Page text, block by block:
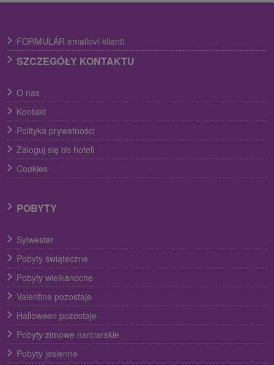
FORMULÁR emailoví klienti
SZCZEGÓŁY KONTAKTU
O nas
Kontakt
Polityka prywatności
Zaloguj się do hoteli
Cookies
POBYTY
Sylwester
Pobyty świąteczne
Pobyty wielkanocne
Valentine pozostaje
Halloween pozostaje
Pobyty zimowe narciarskie
Pobyty jesienne